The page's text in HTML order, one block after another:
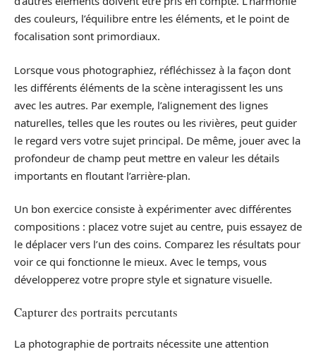
des couleurs, l’équilibre entre les éléments, et le point de
focalisation sont primordiaux.
Lorsque vous photographiez, réfléchissez à la façon dont
les différents éléments de la scène interagissent les uns
avec les autres. Par exemple, l’alignement des lignes
naturelles, telles que les routes ou les rivières, peut guider
le regard vers votre sujet principal. De même, jouer avec la
profondeur de champ peut mettre en valeur les détails
importants en floutant l’arrière-plan.
Un bon exercice consiste à expérimenter avec différentes
compositions : placez votre sujet au centre, puis essayez de
le déplacer vers l’un des coins. Comparez les résultats pour
voir ce qui fonctionne le mieux. Avec le temps, vous
développerez votre propre style et signature visuelle.
Capturer des portraits percutants
La photographie de portraits nécessite une attention